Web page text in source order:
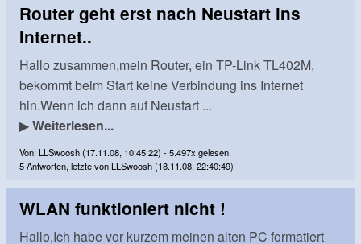
Router geht erst nach Neustart ins
Internet..
Hallo zusammen,mein Router, ein TP-Link TL402M,
bekommt beim Start keine Verbindung ins Internet
hin.Wenn ich dann auf Neustart ...
▶Weiterlesen...
Von: LLSwoosh (17.11.08, 10:45:22) - 5.497x gelesen.
5 Antworten, letzte von LLSwoosh (18.11.08, 22:40:49)
WLAN funktioniert nicht !
Hallo,Ich habe vor kurzem meinen alten PC formatiert